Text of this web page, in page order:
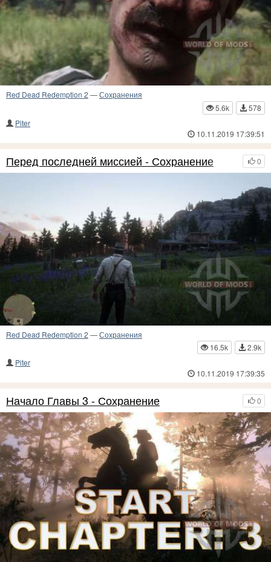
Red Dead Redemption 2 —Сохранения
5.6k
578
Piter
10.11.2019 17:39:51
0
Перед последней миссией - Сохранение
Red Dead Redemption 2 —Сохранения
16.5k
2.9k
Piter
10.11.2019 17:39:35
0
Начало Главы 3 - Сохранение